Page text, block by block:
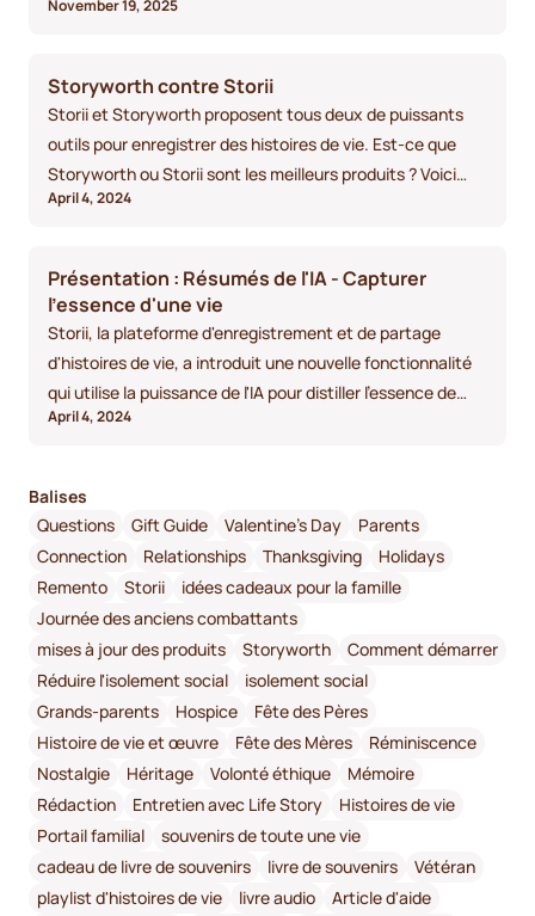
personnes âgées des zones rurales
November 19, 2025
Storyworth contre Storii
Storii et Storyworth proposent tous deux de puissants
outils pour enregistrer des histoires de vie. Est-ce que
Storyworth ou Storii sont les meilleurs produits ? Voici
notre comparaison approfondie des deux services pour
April 4, 2024
Présentation : Résumés de l'IA - Capturer
l'essence d'une vie
Storii, la plateforme d'enregistrement et de partage
d'histoires de vie, a introduit une nouvelle fonctionnalité
qui utilise la puissance de l'IA pour distiller l'essence de
toutes vos histoires, transformant des heures d'audio en
April 4, 2024
Balises
Questions
Gift Guide Valentine's Day
Parents
Connection
Relationships Thanksgiving
Holidays
Remento
Storii
idées cadeaux pour la famille
Journée des anciens combattants
mises à jour des produits
Storyworth
Comment démarrer
Réduire l'isolement social
isolement social
Grands-parents
Hospice
Fête des Pères
Histoire de vie et œuvre
Fête des Mères
Réminiscence
Nostalgie
Héritage Volonté éthique
Mémoire
Rédaction
Entretien avec Life Story
Histoires de vie
Portail familial
souvenirs de toute une vie
cadeau de livre de souvenirs
livre de souvenirs
Vétéran
playlist d'histoires de vie
livre audio
Article d'aide